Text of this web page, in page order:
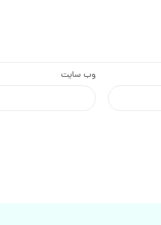
وب‌ سایت